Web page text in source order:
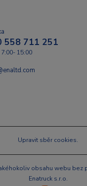
558 711 251
15:00
Upravit sběr cookies.
obsahu webu bez
Enatruck s.r.o.